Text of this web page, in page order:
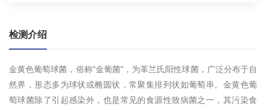
检测介绍
金黄色葡萄球菌，俗称"金葡菌"，为革兰氏阳性球菌，广泛分布于自
然界，形态多为球状或椭圆状，常聚集排列状如葡萄串。金黄色葡
萄球菌除了引起感染外，也是常见的食源性致病菌之一，其污染食